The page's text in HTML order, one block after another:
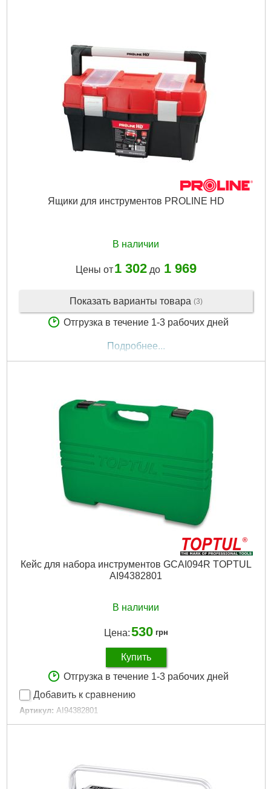
Гарантия, мес.: 12
Материал корпуса: Пластик
Материал замков: Пластик
Наличие колес: Нет
Габариты упаковки: 660x280x280 мм
Вес брутто: 3,550 г
Подробнее...
Ящики для инструментов PROLINE HD
В наличии
Цены от 1 302до 1 969
Показать варианты товара (3)
Отгрузка в течение 1-3 рабочих дней
Подробнее...
Кейс для набора инструментов GCAI094R TOPTUL
AI94382801
В наличии
Цена:530 грн
Купить
Отгрузка в течение 1-3 рабочих дней
Добавить к сравнению
Артикул: AI94382801
Код товара: 22.38.81
Совместимость: GCAI094R
Габариты упаковки: